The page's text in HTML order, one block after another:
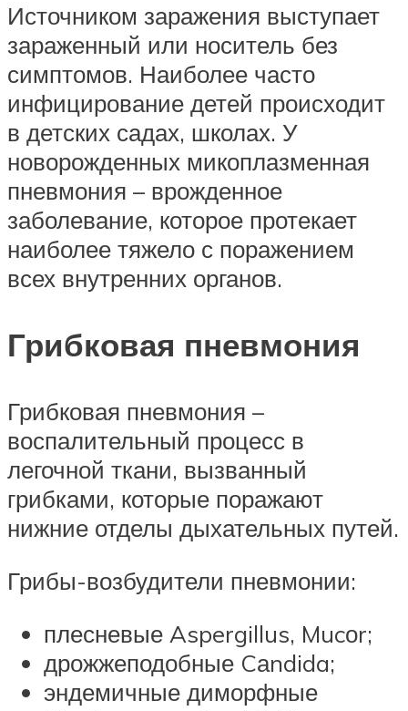
Источником заражения выступает
зараженный или носитель без
симптомов. Наиболее часто
инфицирование детей происходит
в детских садах, школах. У
новорожденных микоплазменная
пневмония – врожденное
заболевание, которое протекает
наиболее тяжело с поражением
всех внутренних органов.
Грибковая пневмония
Грибковая пневмония –
воспалительный процесс в
легочной ткани, вызванный
грибками, которые поражают
нижние отделы дыхательных путей.
Грибы-возбудители пневмонии:
плесневые Aspergillus, Mucоr;
дрожжеподобные Cаndida;
эндемичные диморфные